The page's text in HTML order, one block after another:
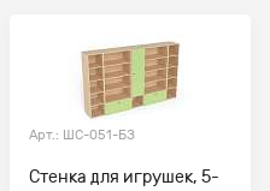
Арт.: ШС-051-БЗ
Стенка для игрушек, 5-